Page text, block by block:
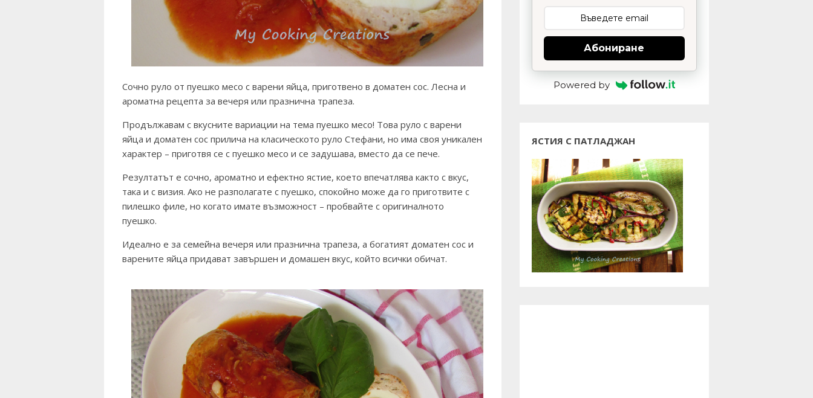
Сочно руло от пуешко месо с варени яйца, приготвено в доматен сос. Лесна и
ароматна рецепта за вечеря или празнична трапеза.
Продължавам с вкусните вариации на тема пуешко месо! Това руло с варени
яйца и доматен сос прилича на класическото руло Стефани, но има своя уникален
характер – приготвя се с пуешко месо и се задушава, вместо да се пече.
Резултатът е сочно, ароматно и ефектно ястие, което впечатлява както с вкус,
така и с визия. Ако не разполагате с пуешко, спокойно може да го приготвите с
пилешко филе, но когато имате възможност – пробвайте с оригиналното
пуешко.
Идеално е за семейна вечеря или празнична трапеза, а богатият доматен сос и
варените яйца придават завършен и домашен вкус, който всички обичат.
Абониране
Powered by
ЯСТИЯ С ПАТЛАДЖАН